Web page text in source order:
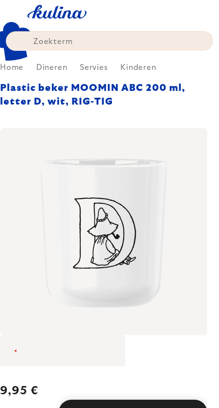
content
Home Dineren Servies Kinderen
Plastic beker MOOMIN ABC 200 ml,
letter D, wit, RIG-TIG
9,95 €